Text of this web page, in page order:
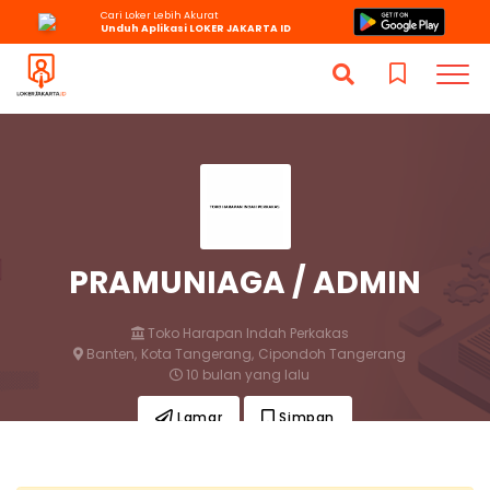
PRAMUNIAGA / ADMIN
Toko Harapan Indah Perkakas
Banten, Kota Tangerang, Cipondoh Tangerang
10 bulan yang lalu
Lamar Simpan
Cari Loker Lebih Akurat
Unduh Aplikasi LOKER JAKARTA ID